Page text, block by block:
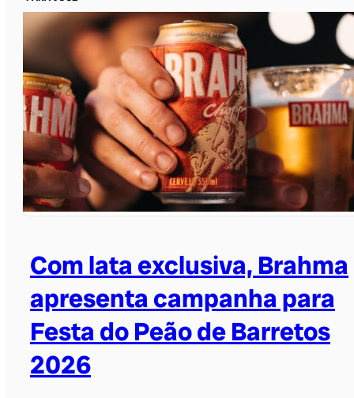
Com lata exclusiva, Brahma
apresenta campanha para
Festa do Peão de Barretos
2026